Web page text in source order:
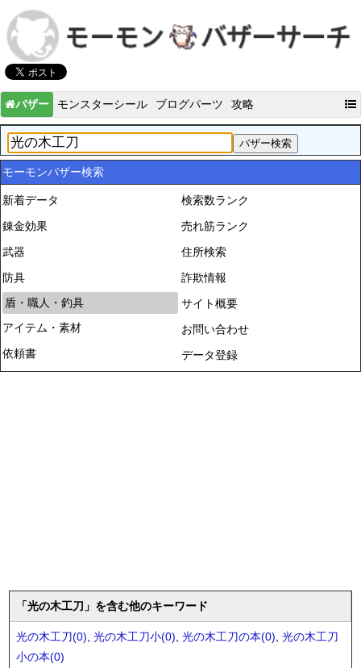
バザー モンスターシール ブログパーツ 攻略
モーモンバザー検索
新着データ
錬金効果
武器
防具
盾・職人・釣具
アイテム・素材
依頼書
検索数ランク
売れ筋ランク
住所検索
詐欺情報
サイト概要
お問い合わせ
データ登録
「光の木工刀」を含む他のキーワード
光の木工刀(0), 光の木工刀小(0), 光の木工刀の本(0), 光の木工刀
小の本(0)